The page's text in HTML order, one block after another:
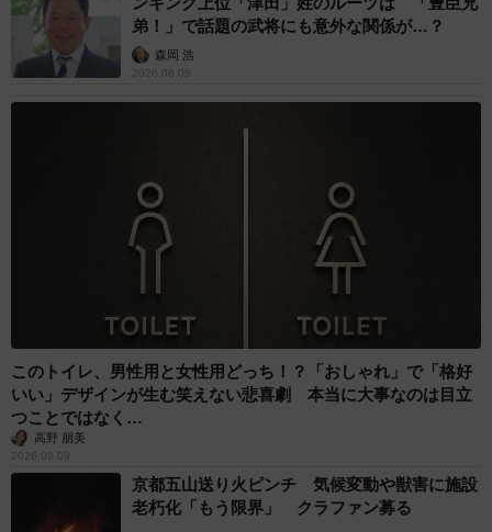
弟！」で話題の武将にも意外な関係が…？
森岡 浩
2026.08.09
このトイレ、男性用と女性用どっち！？「おしゃれ」で「格好
いい」デザインが生む笑えない悲喜劇 本当に大事なのは目立
つことではなく…
高野 朋美
2026.08.09
京都五山送り火ピンチ 気候変動や獣害に施設
老朽化「もう限界」 クラファン募る